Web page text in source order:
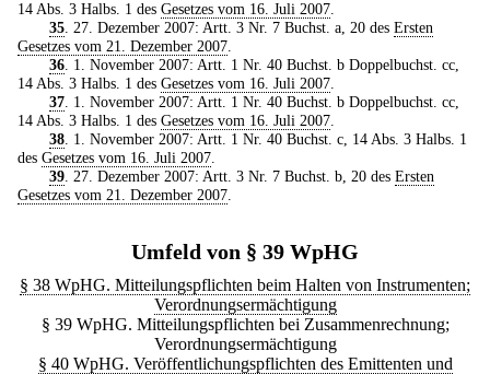
14 Abs. 3 Halbs. 1 des Gesetzes vom 16. Juli 2007
35. 27. Dezember 2007: Artt. 3 Nr. 7 Buchst. a, 20 des Ersten
Gesetzes vom 21. Dezember 2007
36. 1. November 2007: Artt. 1 Nr. 40 Buchst. b Doppelbuchst. cc,
14 Abs. 3 Halbs. 1 des Gesetzes vom 16. Juli 2007
37. 1. November 2007: Artt. 1 Nr. 40 Buchst. b Doppelbuchst. cc,
14 Abs. 3 Halbs. 1 des Gesetzes vom 16. Juli 2007
38. 1. November 2007: Artt. 1 Nr. 40 Buchst. c, 14 Abs. 3 Halbs. 1
des Gesetzes vom 16. Juli 2007
39. 27. Dezember 2007: Artt. 3 Nr. 7 Buchst. b, 20 des Ersten
Gesetzes vom 21. Dezember 2007
Umfeld von § 39 WpHG
§ 38 WpHG. Mitteilungspflichten beim Halten von Instrumenten;
Verordnungsermächtigung
§ 39 WpHG. Mitteilungspflichten bei Zusammenrechnung;
Verordnungsermächtigung
§ 40 WpHG. Veröffentlichungspflichten des Emittenten und